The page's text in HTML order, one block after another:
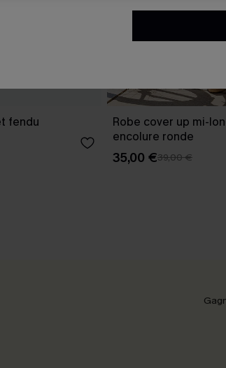
fendu
Robe cover up mi-
encolure ronde
35,00 €39,00 €